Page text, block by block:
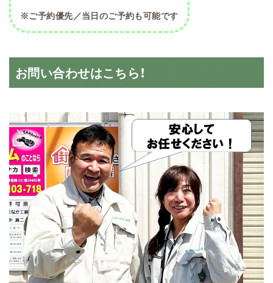
※ご予約優先／当日のご予約も可能です
お問い合わせはこちら！